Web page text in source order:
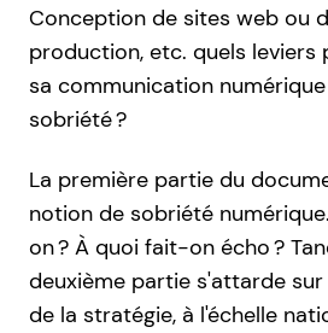
Conception de sites web ou
production, etc. quels leviers
sa communication
sobriété ?
La première partie du
notion de sobriété
on ? À quoi fait-on écho ?
deuxième partie s'attarde
de la stratégie, à l'échelle